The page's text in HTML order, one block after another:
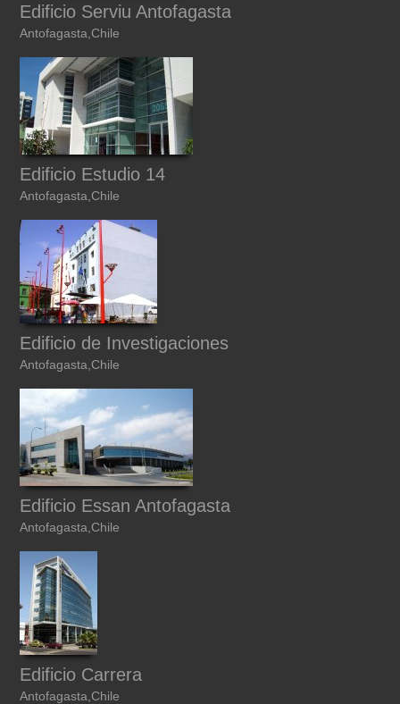
Edificio Serviu Antofagasta
Antofagasta,Chile
Edificio Estudio 14
Antofagasta,Chile
Edificio de Investigaciones
Antofagasta,Chile
Edificio Essan Antofagasta
Antofagasta,Chile
Edificio Carrera
Antofagasta,Chile